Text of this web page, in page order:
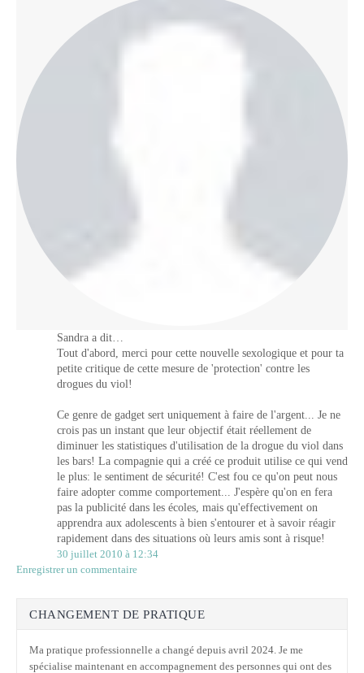
Sandra a dit…
Tout d'abord, merci pour cette nouvelle sexologique et pour ta
petite critique de cette mesure de 'protection' contre les
drogues du viol!
Ce genre de gadget sert uniquement à faire de l'argent... Je ne
crois pas un instant que leur objectif était réellement de
diminuer les statistiques d'utilisation de la drogue du viol dans
les bars! La compagnie qui a créé ce produit utilise ce qui vend
le plus: le sentiment de sécurité! C'est fou ce qu'on peut nous
faire adopter comme comportement... J'espère qu'on en fera
pas la publicité dans les écoles, mais qu'effectivement on
apprendra aux adolescents à bien s'entourer et à savoir réagir
rapidement dans des situations où leurs amis sont à risque!
30 juillet 2010 à 12:34
Enregistrer un commentaire
CHANGEMENT DE PRATIQUE
Ma pratique professionnelle a changé depuis avril 2024. Je me
spécialise maintenant en accompagnement des personnes qui ont des